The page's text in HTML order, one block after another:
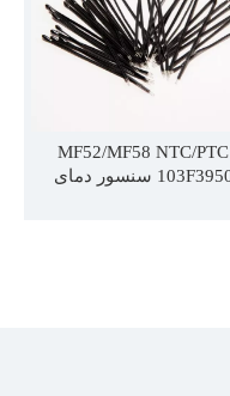
MF52/MF58 NTC/PTC
103F3950 سنسور دمای